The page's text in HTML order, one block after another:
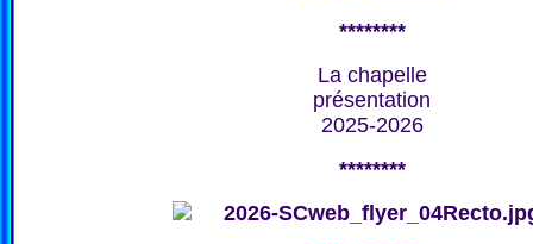
********
La chapelle
présentation
2025-2026
********